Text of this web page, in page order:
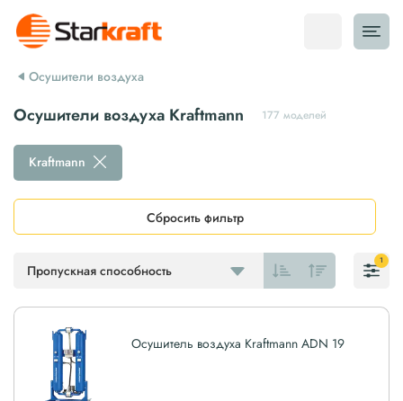
Осушители воздуха
Осушители воздуха Kraftmann 177 моделей
Пропускная способность
Kraftmann
Сбросить фильтр
1
Осушитель воздуха Kraftmann ADN 19